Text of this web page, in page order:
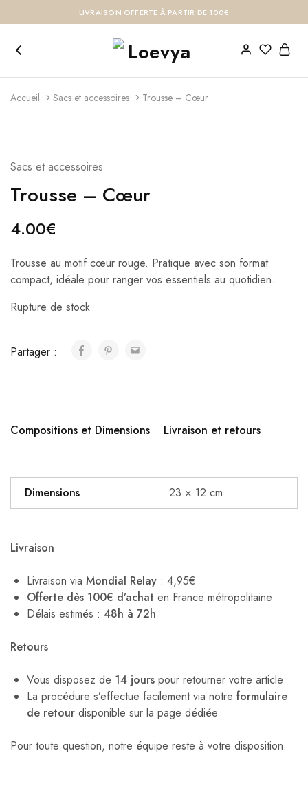
LIVRAISON OFFERTE À PARTIR DE 100€
Accueil Sacs et accessoires Trousse – Cœur
Sacs et accessoires
Trousse – Cœur
4.00€
Trousse au motif cœur rouge. Pratique avec son format
compact, idéale pour ranger vos essentiels au quotidien.
Rupture de stock
Partager :
Compositions et Dimensions Livraison et retours
Dimensions 23 × 12 cm
Livraison
Livraison via Mondial Relay : 4,95€
Offerte dès 100€ d’achat en France métropolitaine
Délais estimés : 48h à 72h
Retours
Vous disposez de 14 jours pour retourner votre article
La procédure s’effectue facilement via notre formulaire
de retour disponible sur la page dédiée
Pour toute question, notre équipe reste à votre disposition.